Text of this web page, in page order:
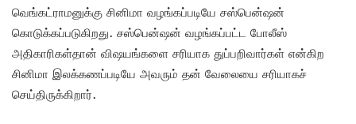
வெங்கட்ராமனுக்கு சினிமா வழங்கப்படியே சஸ்பென்ஷன்
கொடுக்கப்படுகிறது. சஸ்பென்ஷன் வழங்கப்பட்ட போலீஸ்
அதிகாரிகள்தான் விஷயங்களை சரியாக துப்பறிவார்கள் என்கிற
சினிமா இலக்கணப்படியே அவரும் தன் வேலையை சரியாகச்
செய்திருக்கிறார்.